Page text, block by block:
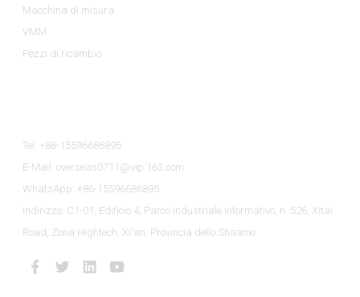
Macchina di misura
VMM
Pezzi di ricambio
Tel: +86-15596686895
E-Mail: overseas0711@vip.163.com
WhatsApp: +86-15596686895
Indirizzo: C1-01, Edificio 4, Parco Industriale Informativo, n. 526, Xitai
Road, Zona Hightech, Xi'an, Provincia dello Shaanxi